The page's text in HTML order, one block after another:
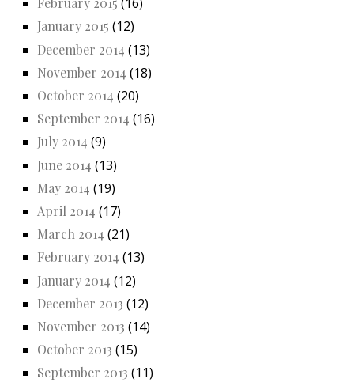
January 2015 (12)
December 2014 (13)
November 2014 (18)
October 2014 (20)
September 2014 (16)
July 2014 (9)
June 2014 (13)
May 2014 (19)
April 2014 (17)
March 2014 (21)
February 2014 (13)
January 2014 (12)
December 2013 (12)
November 2013 (14)
October 2013 (15)
September 2013 (11)